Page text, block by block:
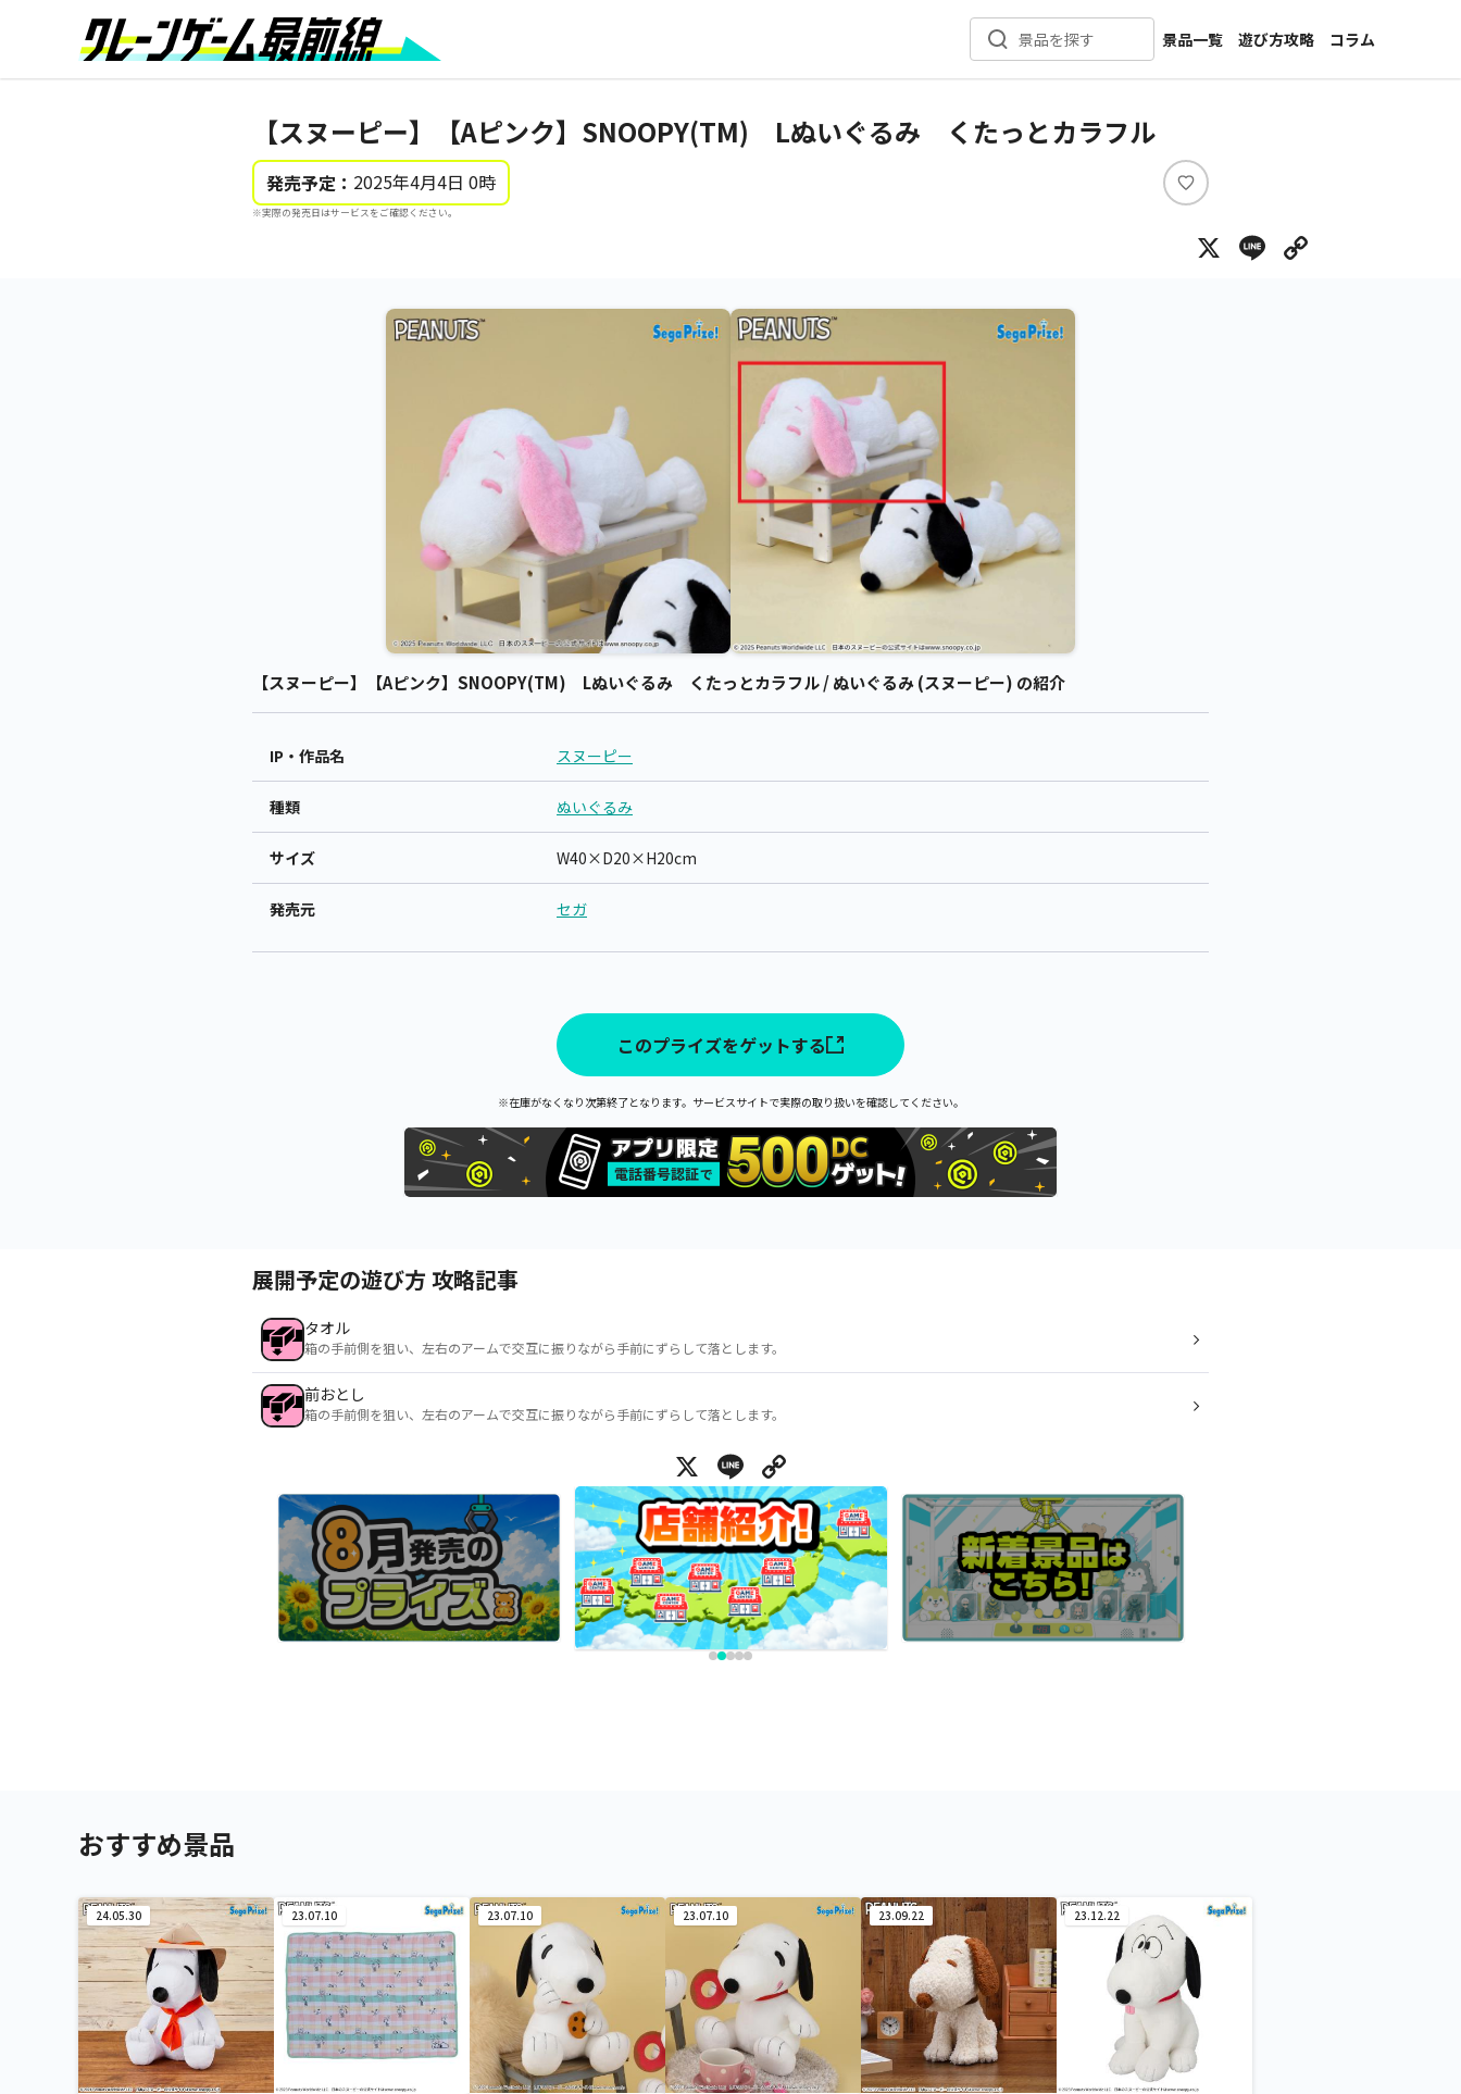
景品を探す
景品一覧
新着景品
メーカー一覧
遊び方攻略
コラム
インタビュー
【スヌーピー】【Aピンク】SNOOPY(TM) Lぬいぐるみ くたっとカラフル
発売予定： 2025年4月4日 0時
※実際の発売日はサービスをご確認ください。
い
ね
X Line
【スヌーピー】【Aピンク】SNOOPY(TM) Lぬいぐるみ くたっとカラフル / ぬいぐるみ (スヌーピー) の紹介
IP・作品名 スヌーピー
種類 ぬいぐるみ
サイズ W40×D20×H20cm
発売元 セガ
このプライズをゲットする
※在庫がなくなり次第終了となります。サービスサイトで実際の取り扱いを確認してください。
展開予定の遊び方 攻略記事
タオル
箱の手前側を狙い、左右のアームで交互に振りながら手前にずらして落とします。
前おとし
箱の手前側を狙い、左右のアームで交互に振りながら手前にずらして落とします。
X Line
おすすめ景品
24.05.30 23.07.10 23.07.10 23.07.10 23.09.22 23.12.22